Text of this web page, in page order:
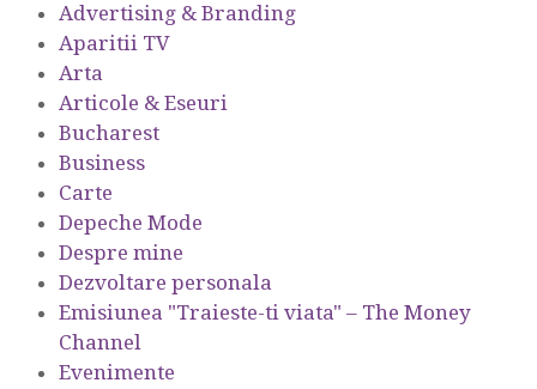
Advertising & Branding
Aparitii TV
Arta
Articole & Eseuri
Bucharest
Business
Carte
Depeche Mode
Despre mine
Dezvoltare personala
Emisiunea "Traieste-ti viata" – The Money
Channel
Evenimente